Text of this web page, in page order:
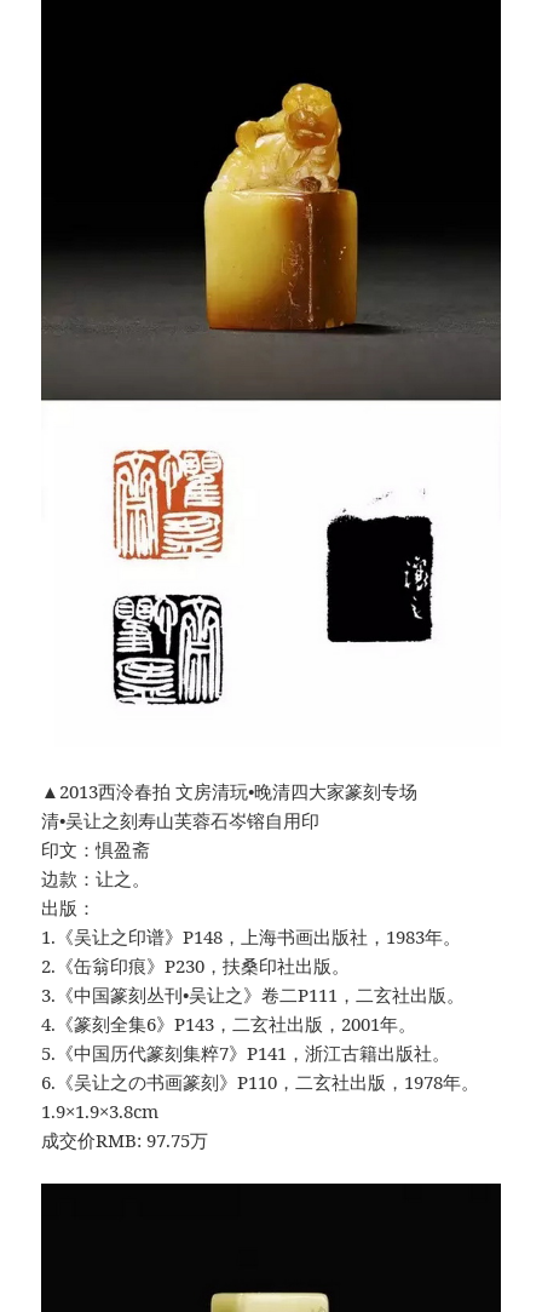
▲2013西泠春拍 文房清玩•晚清四大家篆刻专场
清•吴让之刻寿山芙蓉石岑镕自用印
印文：惧盈斋
边款：让之。
出版：
1.《吴让之印谱》P148，上海书画出版社，1983年。
2.《缶翁印痕》P230，扶桑印社出版。
3.《中国篆刻丛刊•吴让之》卷二P111，二玄社出版。
4.《篆刻全集6》P143，二玄社出版，2001年。
5.《中国历代篆刻集粹7》P141，浙江古籍出版社。
6.《吴让之の书画篆刻》P110，二玄社出版，1978年。
1.9×1.9×3.8cm
成交价RMB: 97.75万